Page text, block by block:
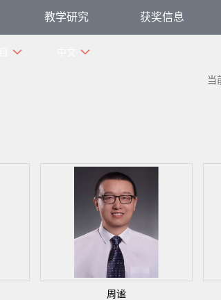
教学研究 获奖信息
当
周谧